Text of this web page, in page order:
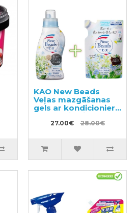
KAO New Beads
Veļas mazgāšanas
gels ar kondicionieri
740g + pildviela 650g
27.00€ 28.00€